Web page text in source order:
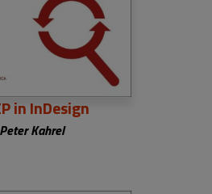
in InDesign
Peter Kahrel